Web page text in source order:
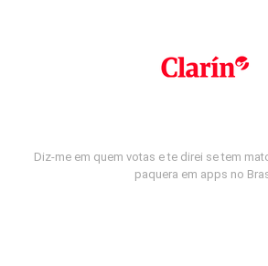
Diz-me em quem votas e te direi se tem
paquera em apps no